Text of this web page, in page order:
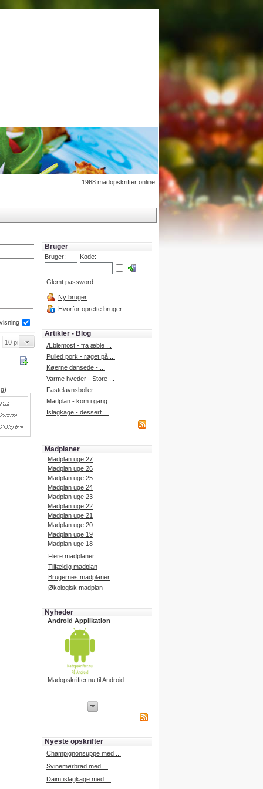
1968 madopskrifter online
Bruger
Bruger: Kode:
Glemt password
Ny bruger
Hvorfor oprette bruger
Artikler - Blog
Æblemost - fra æble ...
Pulled pork - røget på ...
Køerne dansede - ...
Varme hveder - Store ...
Fastelavnsboller - ...
Madplan - kom i gang ...
Islagkage - dessert ...
Madplaner
Madplan uge 27
Madplan uge 26
Madplan uge 25
Madplan uge 24
Madplan uge 23
Madplan uge 22
Madplan uge 21
Madplan uge 20
Madplan uge 19
Madplan uge 18
Flere madplaner
Tilfældig madplan
Brugernes madplaner
Økologisk madplan
Nyheder
Android Applikation
Madopskrifter.nu til Android
iPhone udvikling
Nyeste opskrifter
Champignonsuppe med ...
Svinemørbrad med ...
Daim islagkage med ...